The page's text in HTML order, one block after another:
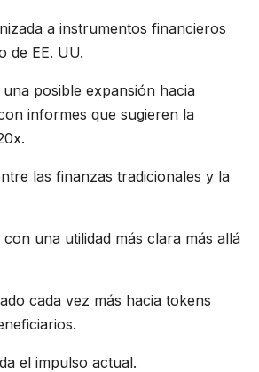
a instrumentos financieros
de EE. UU.
posible expansión hacia
informes que sugieren la
las finanzas tradicionales y la
una utilidad más clara más allá
cada vez más hacia tokens
el impulso actual.